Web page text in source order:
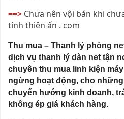
==> Chưa nên vội bán khi
tính thiên ấn . com
Thu mua – Thanh lý phòng
dịch vụ thanh lý dàn net tận
chuyên thu mua linh kiện
ngừng hoạt động, cho
chuyển hướng kinh doanh,
không ép giá khách hàng.